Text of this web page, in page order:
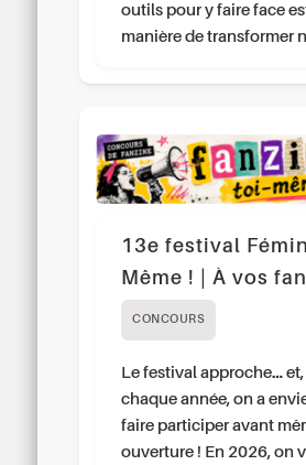
outils pour y faire face
manière de transformer
13e festival
Même ! | À vos
CONCOURS
Le festival approche…
chaque année, on a
faire participer avant
ouverture ! En 2026, on